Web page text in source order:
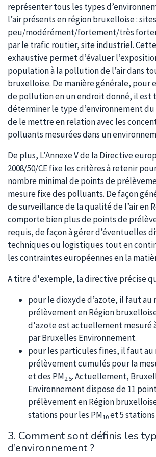
représenter tous les types
l’air présents en région bruxelloise : sites
peu/modérément/fortement/très
par le trafic routier, site industriel.
exhaustive permet d’évaluer
population à la pollution de l’air dans
bruxelloise. De manière générale, pour
de pollution en un endroit donné, il est
déterminer le type d’environnement
de le mettre en relation avec les
polluants mesurées dans un
De plus, L’Annexe V de la Directive
2008/50/CE fixe les critères à retenir
nombre minimal de points de
mesure fixe des polluants. De façon
de surveillance de la qualité de l’air en
comporte bien plus de points de
requis, de façon à gérer d’éventuelles
techniques ou logistiques tout en
les contraintes européennes en la
A titre d'exemple, la directive précise
pour le dioxyde d’azote, il faut au
prélèvement en Région
d'azote est actuellement mesuré
par Bruxelles Environnement.
pour les particules fines, il faut au
prélèvement cumulés pour la
et des PM2.5. Actuellement,
Environnement dispose de 11
prélèvement en Région
stations pour les PM10et 5
3. Comment sont définis les
d’environnement ?